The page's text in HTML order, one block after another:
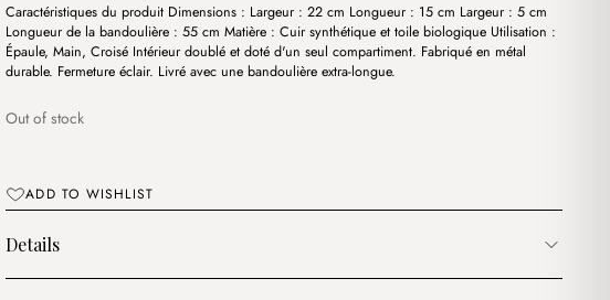
was:
د.ج3,300.00.
is:
د.ج2,650.00.
Caractéristiques du produit Dimensions : Largeur : 22 cm Longueur : 15 cm Largeur : 5 cm
Longueur de la bandoulière : 55 cm Matière : Cuir synthétique et toile biologique Utilisation :
Épaule, Main, Croisé Intérieur doublé et doté d'un seul compartiment. Fabriqué en métal
durable. Fermeture éclair. Livré avec une bandoulière extra-longue.
Out of stock
ADD TO WISHLIST
Details